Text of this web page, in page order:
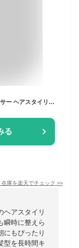
星のカービィ グッズ まとめ髪ポイントフィクサー ヘアスタイリング剤 あほ毛 前髪 瞬間リペア 速乾 201764
る
在庫を楽天でチェック >>
ヘアスタイリ
瞬時に整えら
にもぴったり
型を長時間キ